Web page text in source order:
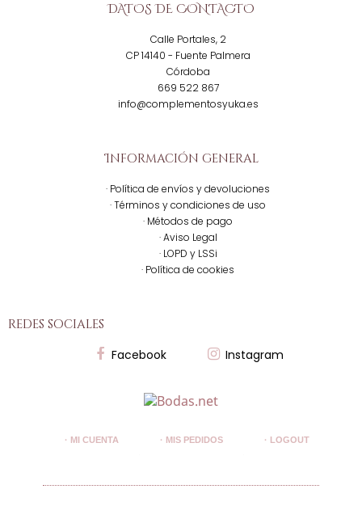
DATOS DE CONTACTO
Calle Portales, 2
CP 14140 - Fuente Palmera
Córdoba
669 522 867
info@complementosyuka.es
Información general
· Política de envíos y devoluciones
· Términos y condiciones de uso
· Métodos de pago
· Aviso Legal
· LOPD y LSSi
· Política de cookies
redes sociales
Facebook Instagram
· MI CUENTA · MIS PEDIDOS · LOGOUT